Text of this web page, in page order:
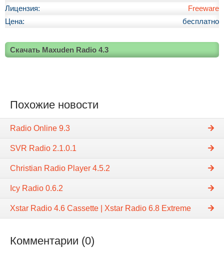
Лицензия:
Freeware
Цена:
бесплатно
Скачать Maxuden Radio 4.3
Похожие новости
Radio Online 9.3
SVR Radio 2.1.0.1
Christian Radio Player 4.5.2
Icy Radio 0.6.2
Xstar Radio 4.6 Cassette | Xstar Radio 6.8 Extreme
Комментарии (0)